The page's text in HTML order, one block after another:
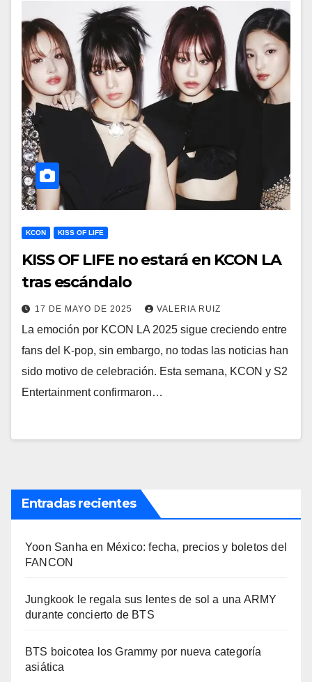
KCON KISS OF LIFE
KISS OF LIFE no estará en KCON LA
tras escándalo
17 DE MAYO DE 2025 VALERIA RUIZ
La emoción por KCON LA 2025 sigue creciendo entre
fans del K-pop, sin embargo, no todas las noticias han
sido motivo de celebración. Esta semana, KCON y S2
Entertainment confirmaron…
Entradas recientes
Yoon Sanha en México: fecha, precios y boletos del
FANCON
Jungkook le regala sus lentes de sol a una ARMY
durante concierto de BTS
BTS boicotea los Grammy por nueva categoría
asiática